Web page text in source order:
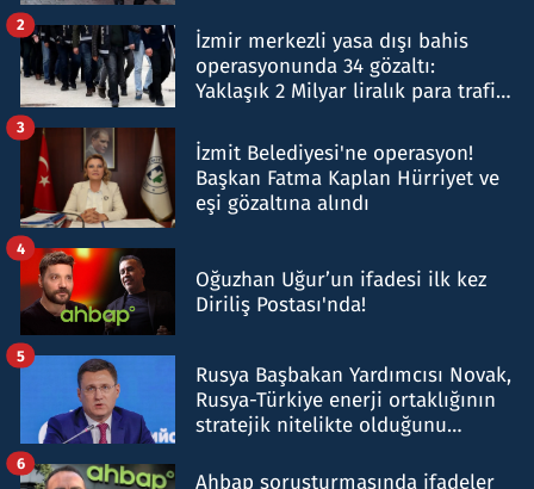
İzmir merkezli yasa dışı bahis
operasyonunda 34 gözaltı:
Yaklaşık 2 Milyar liralık para trafiği
2
İzmit Belediyesi'ne operasyon!
Başkan Fatma Kaplan Hürriyet ve
eşi gözaltına alındı
3
Oğuzhan Uğur’un ifadesi ilk kez
Diriliş Postası'nda!
4
Rusya Başbakan Yardımcısı Novak,
Rusya-Türkiye enerji ortaklığının
stratejik nitelikte olduğunu
5
Ahbap soruşturmasında ifadeler
6